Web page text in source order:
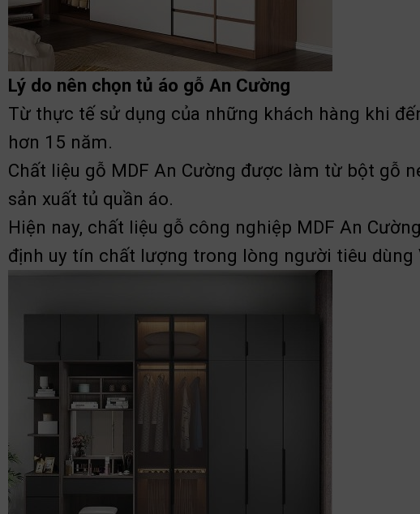
Lý do nên chọn tủ áo gỗ An Cường
Từ thực tế sử dụng của những khách hàng khi
hơn 15 năm.
Chất liệu gỗ MDF An Cường được làm từ bột gỗ
sản xuất tủ quần áo.
Hiện nay, chất liệu gỗ công nghiệp MDF An
định uy tín chất lượng trong lòng người tiêu dùng